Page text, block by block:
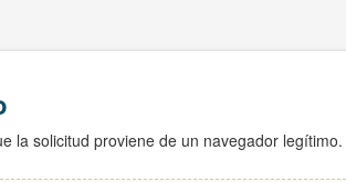
la solicitud proviene de un navegador legítimo.